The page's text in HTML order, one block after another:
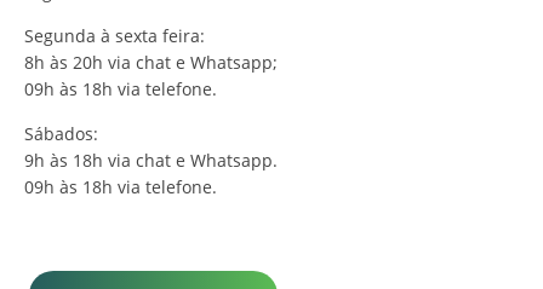
Segunda à sexta feira:
8h às 20h via chat e Whatsapp;
09h às 18h via telefone.
Sábados:
9h às 18h via chat e Whatsapp.
09h às 18h via telefone.